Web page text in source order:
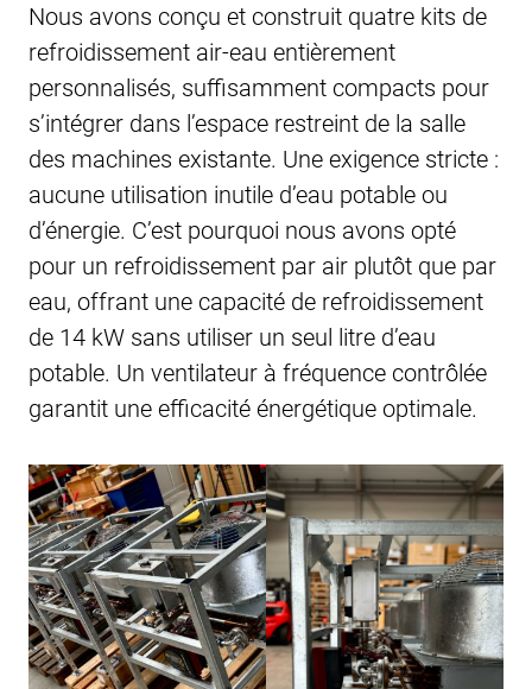
Nous avons conçu et construit quatre kits de
refroidissement air-eau entièrement
personnalisés, suffisamment compacts pour
s’intégrer dans l’espace restreint de la salle
des machines existante. Une exigence stricte :
aucune utilisation inutile d’eau potable ou
d’énergie. C’est pourquoi nous avons opté
pour un refroidissement par air plutôt que par
eau, offrant une capacité de refroidissement
de 14 kW sans utiliser un seul litre d’eau
potable. Un ventilateur à fréquence contrôlée
garantit une efficacité énergétique optimale.